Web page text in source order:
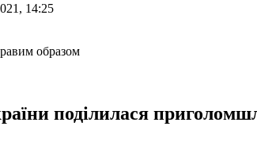
14:25
поділилася